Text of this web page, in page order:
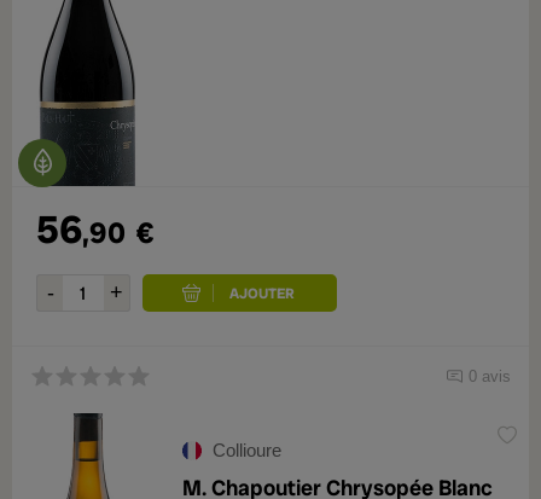
56,90 €
0 avis
Collioure
M. Chapoutier Chrysopée Blanc